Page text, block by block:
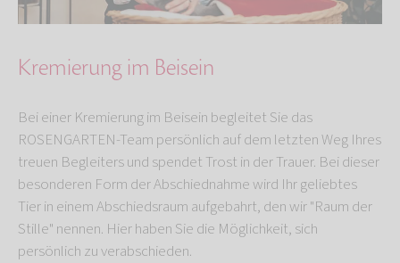
Kremierung im Beisein
Bei einer Kremierung im Beisein begleitet Sie das
ROSENGARTEN-Team persönlich auf dem letzten Weg Ihres
treuen Begleiters und spendet Trost in der Trauer. Bei dieser
besonderen Form der Abschiednahme wird Ihr geliebtes
Tier in einem Abschiedsraum aufgebahrt, den wir "Raum der
Stille" nennen. Hier haben Sie die Möglichkeit, sich
persönlich zu verabschieden.